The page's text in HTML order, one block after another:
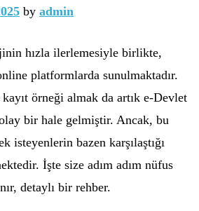
by admin
hızla ilerlemesiyle birlikte,
platformlarda sunulmaktadır.
örneği almak da artık e-Devlet
bir hale gelmiştir. Ancak, bu
isteyenlerin bazen karşılaştığı
İşte size adım adım nüfus
detaylı bir rehber.